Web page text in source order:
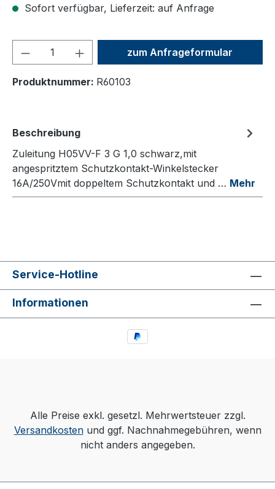
Sofort verfügbar, Lieferzeit: auf Anfrage
Produkt Anzahl: Gib den
zum Anfrageformular
Produktnummer: R60103
Beschreibung
Zuleitung H05VV-F 3 G 1,0 schwarz,mit
angespritztem Schutzkontakt-Winkelstecker
16A/250Vmit doppeltem Schutzkontakt und … Mehr
Service-Hotline
Informationen
Alle Preise exkl. gesetzl. Mehrwertsteuer zzgl.
Versandkostenund ggf. Nachnahmegebühren, wenn
nicht anders angegeben.